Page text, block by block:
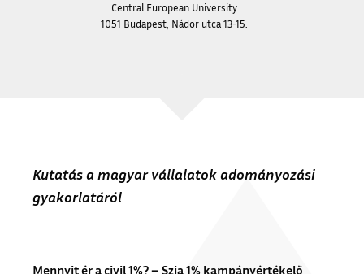
Central European University
1051 Budapest, Nádor utca 13-15.
Kutatás a magyar vállalatok adományozási
gyakorlatáról
Mennyit ér a civil 1%? – Szja 1% kampányértékelő